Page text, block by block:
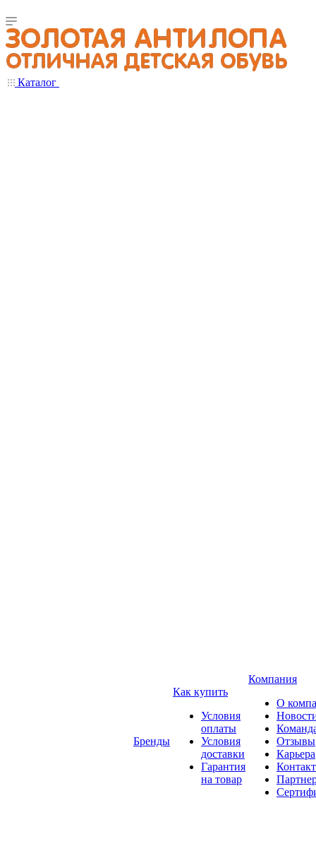
Каталог
Бренды
Как купить
Условия
оплаты
Условия
доставки
Гарантия
на товар
Компания
О
Отзывы
Карьера